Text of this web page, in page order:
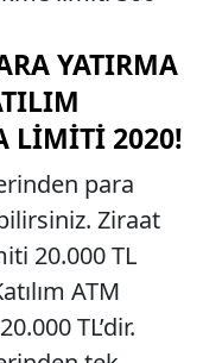
YATIRMA
LIMITI 2020!
para
Ziraat
20.000 TL
ATM
TL’dir.